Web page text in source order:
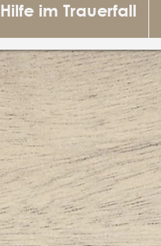
Hilfe im Trauerfall